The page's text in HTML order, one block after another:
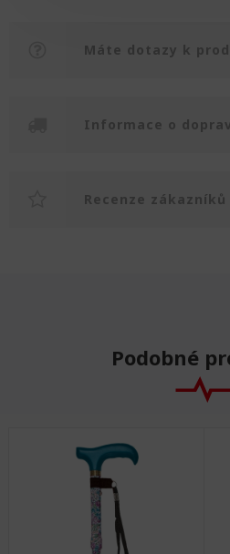
Máte dotazy k
Informace o
Recenze zákazníků
Podobné